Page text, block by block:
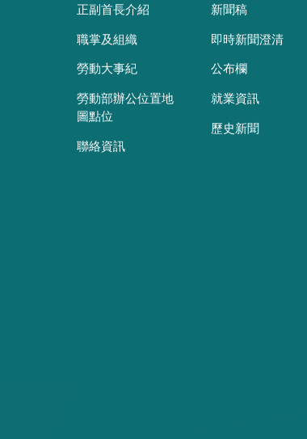
正副首長介紹
職掌及組織
勞動大事紀
勞動部辦公位置地
圖點位
聯絡資訊
新聞稿
即時新聞澄清
公布欄
就業資訊
歷史新聞